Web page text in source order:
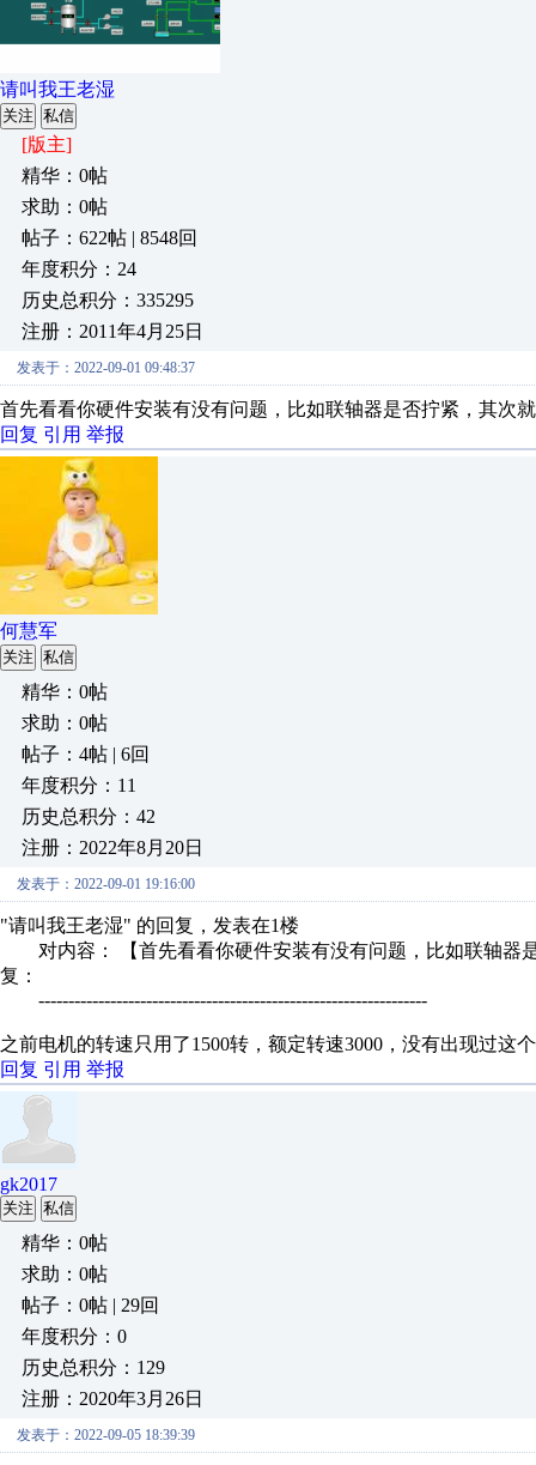
请叫我王老湿
关注 私信
[版主]
精华：0帖
求助：0帖
帖子：622帖 | 8548回
年度积分：24
历史总积分：335295
注册：2011年4月25日
发表于：2022-09-01 09:48:37
首先看看你硬件安装有没有问题，比如联轴器是否拧紧，其次
回复 引用 举报
何慧军
关注 私信
精华：0帖
求助：0帖
帖子：4帖 | 6回
年度积分：11
历史总积分：42
注册：2022年8月20日
发表于：2022-09-01 19:16:00
"请叫我王老湿" 的回复，发表在1楼
对内容： 【首先看看你硬件安装有没有问题，比如联轴器
复：
-----------------------------------------------------------------
之前电机的转速只用了1500转，额定转速3000，没有出现过这
回复 引用 举报
gk2017
关注 私信
精华：0帖
求助：0帖
帖子：0帖 | 29回
年度积分：0
历史总积分：129
注册：2020年3月26日
发表于：2022-09-05 18:39:39